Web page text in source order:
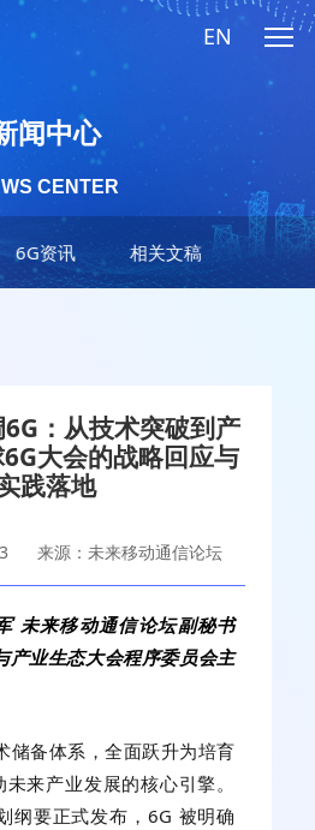
EN
6G资讯 相关文稿
闻中心
CENTER
6G：从技术突破到产
大会的战略回应与
践落地
来源：未来移动通信论坛
未来移动通信论坛副秘书
产业生态大会程序委员会主
储备体系，全面跃升为培育
来产业发展的核心引擎。
纲要正式发布，6G 被明确